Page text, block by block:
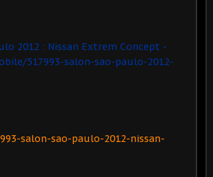
2012 : Nissan Extrem Concept -
517993-salon-sao-paulo-2012-
salon-sao-paulo-2012-nissan-